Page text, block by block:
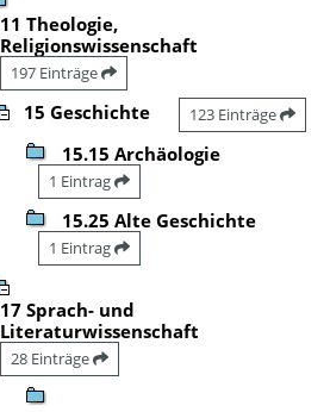
11 Theologie,
Religionswissenschaft
197 Einträge
15 Geschichte 123 Einträge
15.15 Archäologie
1 Eintrag
15.25 Alte Geschichte
1 Eintrag
17 Sprach- und
Literaturwissenschaft
28 Einträge